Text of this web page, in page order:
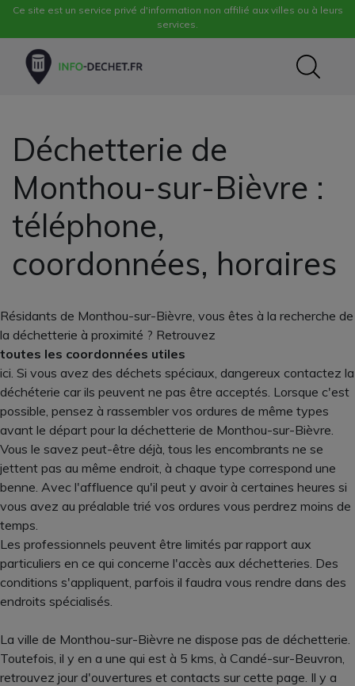
Ce site est un service privé d'information non affilié aux villes ou à leurs
services.
Déchetterie de
Monthou-sur-Bièvre :
téléphone,
coordonnées, horaires
Résidants de Monthou-sur-Bièvre, vous êtes à la recherche de
la déchetterie à proximité ? Retrouvez
toutes les coordonnées utiles
ici. Si vous avez des déchets spéciaux, dangereux contactez la
déchéterie car ils peuvent ne pas être acceptés. Lorsque c'est
possible, pensez à rassembler vos ordures de même types
avant le départ pour la déchetterie de Monthou-sur-Bièvre.
Vous le savez peut-être déjà, tous les encombrants ne se
jettent pas au même endroit, à chaque type correspond une
benne. Avec l'affluence qu'il peut y avoir à certaines heures si
vous avez au préalable trié vos ordures vous perdrez moins de
temps.
Les professionnels peuvent être limités par rapport aux
particuliers en ce qui concerne l'accès aux déchetteries. Des
conditions s'appliquent, parfois il faudra vous rendre dans des
endroits spécialisés.
La ville de Monthou-sur-Bièvre ne dispose pas de déchetterie.
Toutefois, il y en a une qui est à 5 kms, à Candé-sur-Beuvron,
retrouvez jour d'ouvertures et contacts sur cette page. Il y a